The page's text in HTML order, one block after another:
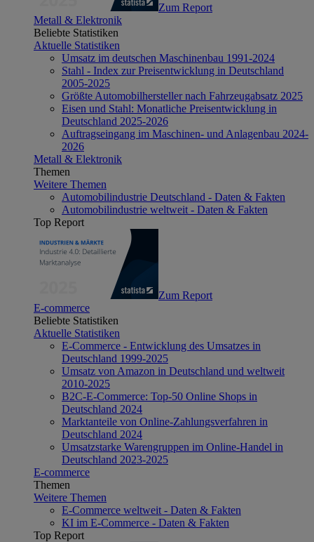
Zum Report
Metall & Elektronik
Beliebte Statistiken
Aktuelle Statistiken
Umsatz im deutschen Maschinenbau 1991-2024
Stahl - Index zur Preisentwicklung in Deutschland
2005-2025
Größte Automobilhersteller nach Fahrzeugabsatz 2025
Eisen und Stahl: Monatliche Preisentwicklung in
Deutschland 2025-2026
Auftragseingang im Maschinen- und Anlagenbau 2024-
2026
Metall & Elektronik
Themen
Weitere Themen
Automobilindustrie Deutschland - Daten & Fakten
Automobilindustrie weltweit - Daten & Fakten
Top Report
Zum Report
E-commerce
Beliebte Statistiken
Aktuelle Statistiken
E-Commerce - Entwicklung des Umsatzes in
Deutschland 1999-2025
Umsatz von Amazon in Deutschland und weltweit
2010-2025
B2C-E-Commerce: Top-50 Online Shops in
Deutschland 2024
Marktanteile von Online-Zahlungsverfahren in
Deutschland 2024
Umsatzstarke Warengruppen im Online-Handel in
Deutschland 2023-2025
E-commerce
Themen
Weitere Themen
E-Commerce weltweit - Daten & Fakten
KI im E-Commerce - Daten & Fakten
Top Report